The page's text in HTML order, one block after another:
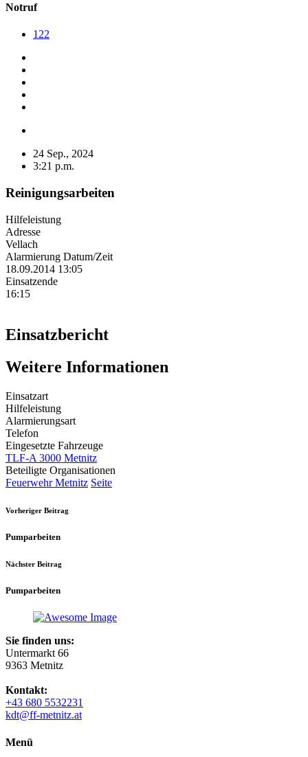
Notruf
122
24 Sep., 2024
3:21 p.m.
Reinigungsarbeiten
Hilfeleistung
Adresse
Vellach
Alarmierung Datum/Zeit
18.09.2014 13:05
Einsatzende
16:15
Einsatzbericht
Weitere Informationen
Einsatzart
Hilfeleistung
Alarmierungsart
Telefon
Eingesetzte Fahrzeuge
TLF-A 3000 Metnitz
Beteiligte Organisationen
Feuerwehr Metnitz Seite
Vorheriger Beitrag
Pumparbeiten
Nächster Beitrag
Pumparbeiten
Sie finden uns:
Untermarkt 66
9363 Metnitz
Kontakt:
+43 680 5532231
kdt@ff-metnitz.at
Menü